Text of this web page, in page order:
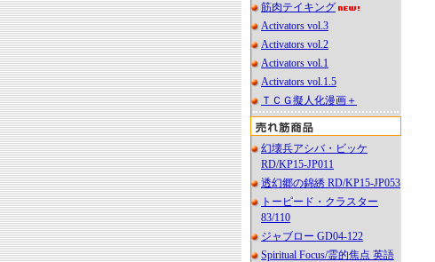
筋肉テイキング
Activators vol.3
Activators vol.2
Activators vol.1
Activators vol.1.5
ＴＣＧ擬人化漫画＋
幻壊兵アシバ・ビッケ
RD/KP15-JP011
透幻郷の錦綉 RD/KP15-JP053
トーピード・クラスター
83/110
ジャブロー GD04-122
Spiritual Focus/霊的焦点 英語